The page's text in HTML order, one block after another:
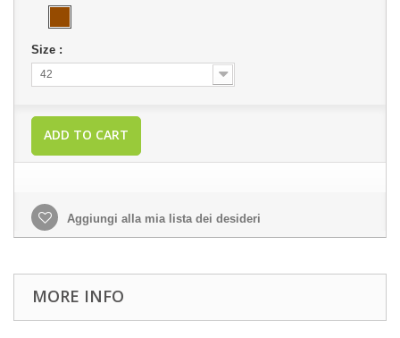
Size :
42
ADD TO CART
Aggiungi alla mia lista dei desideri
MORE INFO